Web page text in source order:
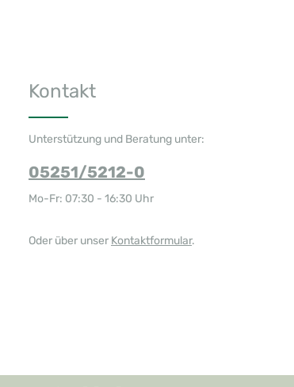
Kontakt
Unterstützung und Beratung unter:
05251/5212-0
Mo-Fr: 07:30 - 16:30 Uhr
Oder über unser Kontaktformular.